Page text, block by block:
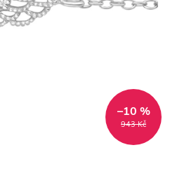
943 Kč
–10 %